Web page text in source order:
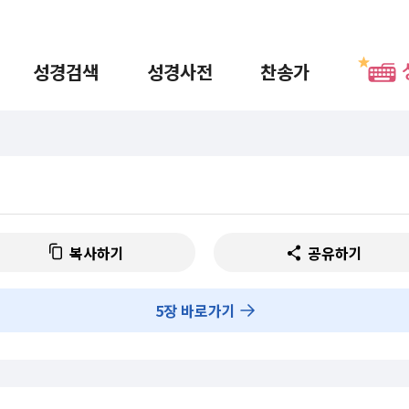
성경검색 성경사전 찬송가
복사하기 공유하기
5장 바로가기